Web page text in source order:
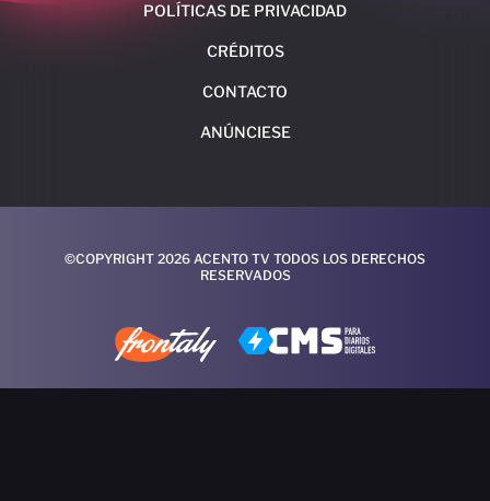
POLÍTICAS DE PRIVACIDAD
CRÉDITOS
CONTACTO
ANÚNCIESE
©COPYRIGHT 2026 ACENTO TV TODOS LOS DERECHOS
RESERVADOS